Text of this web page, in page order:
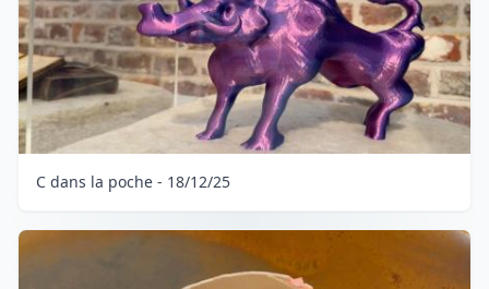
C dans la poche - 18/12/25